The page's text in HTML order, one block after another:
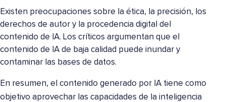
Existen preocupaciones sobre la ética, la precisión, los
derechos de autor y la procedencia digital del
contenido de IA. Los críticos argumentan que el
contenido de IA de baja calidad puede inundar y
contaminar las bases de datos.
En resumen, el contenido generado por IA tiene como
objetivo aprovechar las capacidades de la inteligencia